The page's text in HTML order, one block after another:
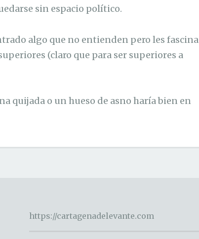
sin espacio político.
algo que no entienden pero les fascina
(claro que para ser superiores a
quijada o un hueso de asno haría bien en
https://cartagenadelevante.com